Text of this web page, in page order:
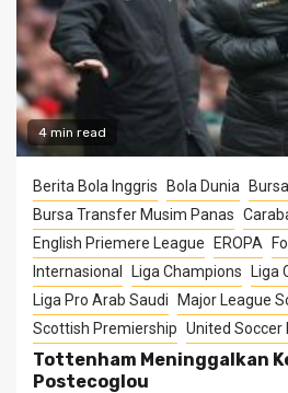
4 min read
Berita Bola Inggris Bola Dunia
Bursa Transfer Musim Panas
English Priemere League
EROPA
Internasional
Liga Champions
Liga
Liga Pro Arab Saudi
Major League
Scottish Premiership United Soccer
Tottenham Meninggalkan
Postecoglou